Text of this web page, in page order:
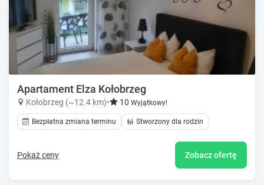
Apartament Elza Kołobrzeg
Kołobrzeg (~12.4 km)• 10 Wyjątkowy!
Bezpłatna zmiana terminu Stworzony dla rodzin
Pokaż ceny Zobacz ofertę